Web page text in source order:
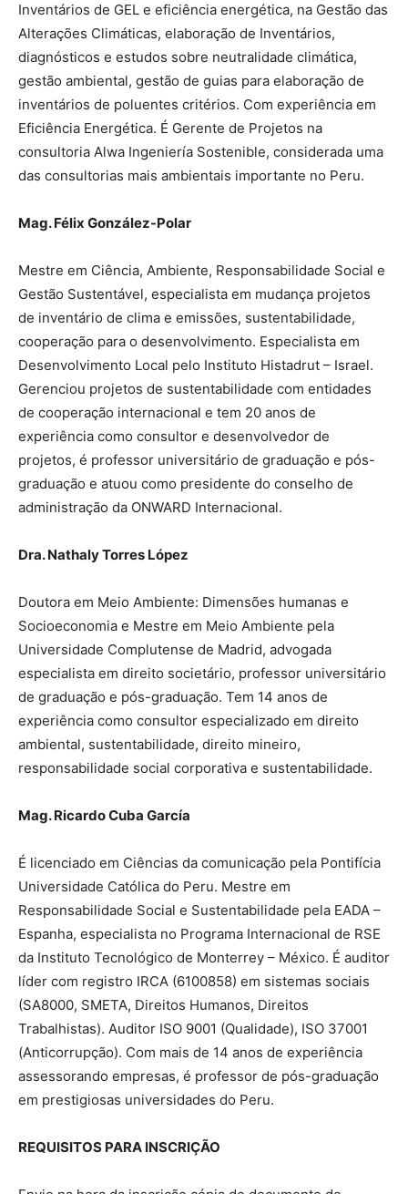
Inventários de GEL e eficiência energética, na Gestão das
Alterações Climáticas, elaboração de Inventários,
diagnósticos e estudos sobre neutralidade climática,
gestão ambiental, gestão de guias para elaboração de
inventários de poluentes critérios. Com experiência em
Eficiência Energética. É Gerente de Projetos na
consultoria Alwa Ingeniería Sostenible, considerada uma
das consultorias mais ambientais importante no Peru.
Mag. Félix González-Polar
Mestre em Ciência, Ambiente, Responsabilidade Social e
Gestão Sustentável, especialista em mudança projetos
de inventário de clima e emissões, sustentabilidade,
cooperação para o desenvolvimento. Especialista em
Desenvolvimento Local pelo Instituto Histadrut – Israel.
Gerenciou projetos de sustentabilidade com entidades
de cooperação internacional e tem 20 anos de
experiência como consultor e desenvolvedor de
projetos, é professor universitário de graduação e pós-
graduação e atuou como presidente do conselho de
administração da ONWARD Internacional.
Dra. Nathaly Torres López
Doutora em Meio Ambiente: Dimensões humanas e
Socioeconomia e Mestre em Meio Ambiente pela
Universidade Complutense de Madrid, advogada
especialista em direito societário, professor universitário
de graduação e pós-graduação. Tem 14 anos de
experiência como consultor especializado em direito
ambiental, sustentabilidade, direito mineiro,
responsabilidade social corporativa e sustentabilidade.
Mag. Ricardo Cuba García
É licenciado em Ciências da comunicação pela Pontifícia
Universidade Católica do Peru. Mestre em
Responsabilidade Social e Sustentabilidade pela EADA –
Espanha, especialista no Programa Internacional de RSE
da Instituto Tecnológico de Monterrey – México. É auditor
líder com registro IRCA (6100858) em sistemas sociais
(SA8000, SMETA, Direitos Humanos, Direitos
Trabalhistas). Auditor ISO 9001 (Qualidade), ISO 37001
(Anticorrupção). Com mais de 14 anos de experiência
assessorando empresas, é professor de pós-graduação
em prestigiosas universidades do Peru.
REQUISITOS PARA INSCRIÇÃO